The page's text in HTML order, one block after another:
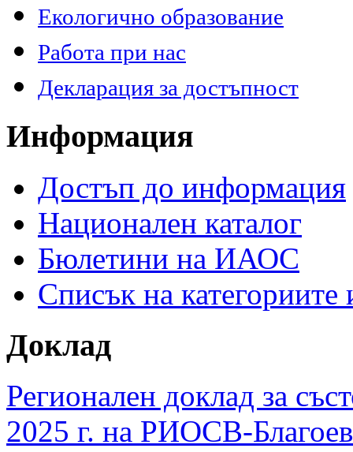
Екологично образование
Работа при нас
Декларация за достъпност
Информация
Достъп до информация
Национален каталог
Бюлетини на ИАОС
Списък на
Доклад
Регионален доклад за
2025 г. на РИОСВ-